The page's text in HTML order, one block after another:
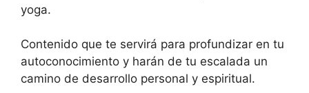
yoga.
Contenido que te servirá para profundizar en tu
autoconocimiento y harán de tu escalada un
camino de desarrollo personal y espiritual.